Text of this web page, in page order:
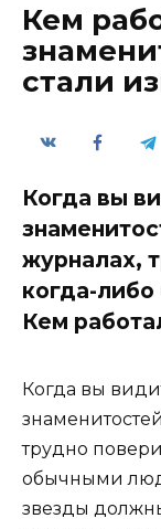
Кем
стали
Когда вы
журналах,
когда-
Кем
Когда вы
трудно
обычными
звезды